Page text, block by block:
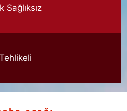
Sağlıksız
Tehlikeli